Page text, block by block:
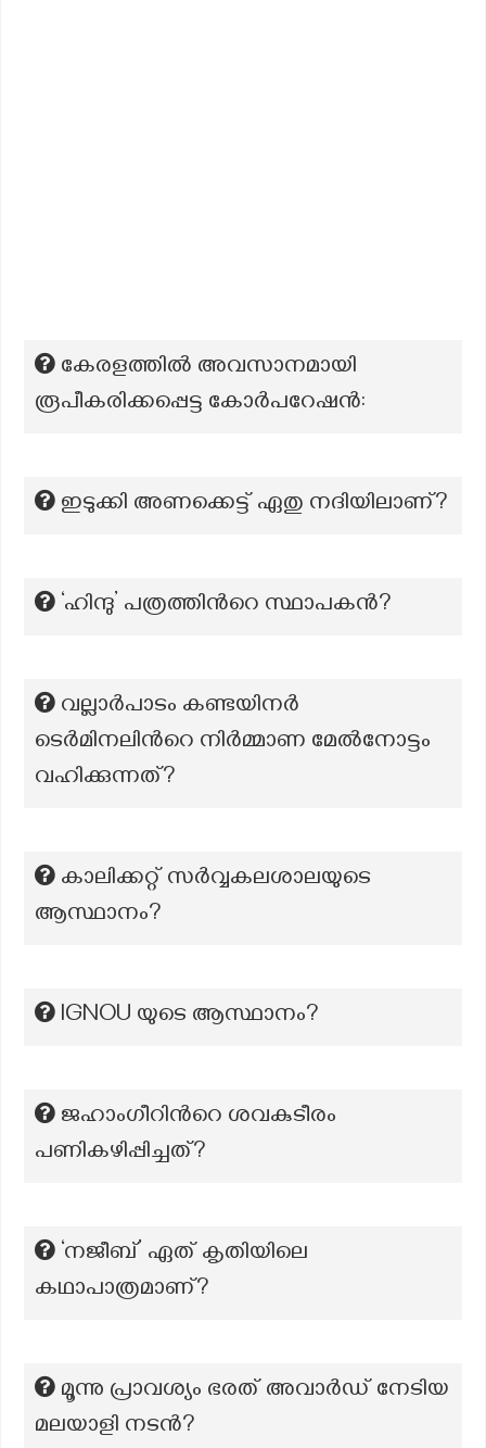
കേരളത്തിൽ അവസാനമായി
രൂപീകരിക്കപ്പെട്ട കോർപറേഷൻ:
ഇടുക്കി അണക്കെട്ട് ഏതു നദിയിലാണ്?
‘ഹിന്ദു’ പത്രത്തിന്‍റെ സ്ഥാപകന്‍?
വല്ലാർപാടം കണ്ടയിനർ
ടെർമിനലിന്‍റെ നിർമ്മാണ മേൽനോട്ടം
വഹിക്കുന്നത്?
കാലിക്കറ്റ് സര്‍വ്വകലശാലയുടെ
ആസ്ഥാനം?
lGNOU യുടെ ആസ്ഥാനം?
ജഹാംഗീറിൻറെ ശവകുടീരം
പണികഴിപ്പിച്ചത്?
‘നജീബ്’ ഏത് കൃതിയിലെ
കഥാപാത്രമാണ്?
മൂന്നു പ്രാവശ്യം ഭരത് അവാർഡ് നേടിയ
മലയാളി നടൻ?